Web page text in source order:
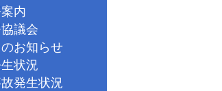
内
議会
お知らせ
状況
発生状況